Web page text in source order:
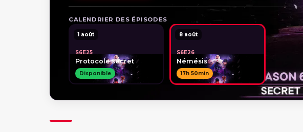
CALENDRIER DES ÉPISODES
1 août
S6E25
Protocole secret
Disponible
8 août
S6E26
Némésis
17h 50min